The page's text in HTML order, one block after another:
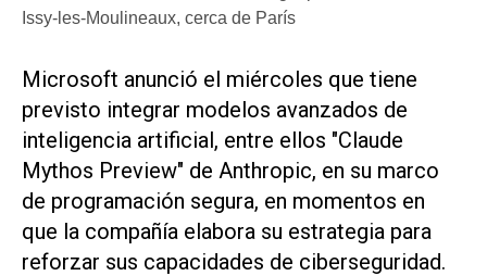
Issy-les-Moulineaux, cerca de París
Microsoft ​anunció el miércoles que tiene
previsto integrar modelos avanzados de
inteligencia artificial, ‌entre ellos "Claude
Mythos ‌Preview" de Anthropic, en su marco
de programación segura, en momentos en
que la compañía elabora su estrategia para
reforzar sus capacidades de ciberseguridad.